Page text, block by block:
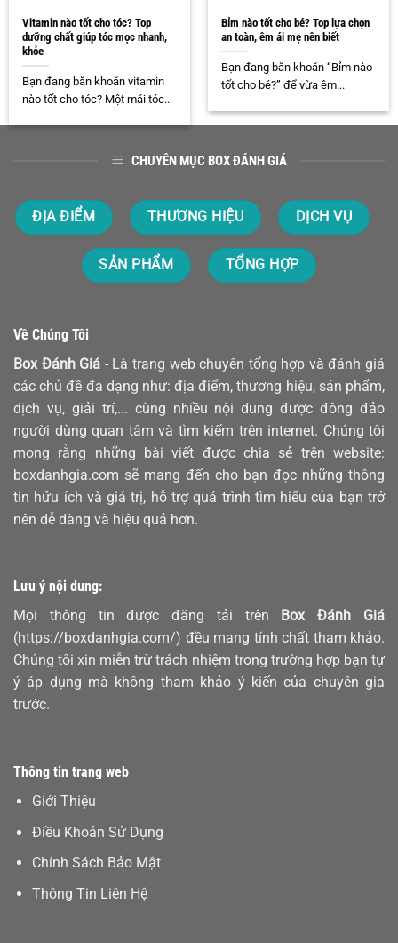
Vitamin nào tốt cho tóc? Top
dưỡng chất giúp tóc mọc nhanh,
khỏe
Bạn đang băn khoăn vitamin
nào tốt cho tóc? Một mái tóc...
Bỉm nào tốt cho bé? Top lựa chọn
an toàn, êm ái mẹ nên biết
Bạn đang băn khoăn “Bỉm nào
tốt cho bé?” để vừa êm...
CHUYÊN MỤC BOX ĐÁNH GIÁ
ĐỊA ĐIỂM THƯƠNG HIỆU DỊCH VỤ
SẢN PHẨM TỔNG HỢP
Về Chúng Tôi
Box Đánh Giá - Là trang web chuyên tổng hợp và đánh giá
các chủ đề đa dạng như: địa điểm, thương hiệu, sản phẩm,
dịch vụ, giải trí,... cùng nhiều nội dung được đông đảo
người dùng quan tâm và tìm kiếm trên internet. Chúng tôi
mong rằng những bài viết được chia sẻ trên website:
boxdanhgia.com sẽ mang đến cho bạn đọc những thông
tin hữu ích và giá trị, hỗ trợ quá trình tìm hiểu của bạn trở
nên dễ dàng và hiệu quả hơn.
Lưu ý nội dung:
Mọi thông tin được đăng tải trên
Box Đánh Giá
(https://boxdanhgia.com/) đều mang tính chất tham khảo.
Chúng tôi xin miễn trừ trách nhiệm trong trường hợp bạn tự
ý áp dụng mà không tham khảo ý kiến của chuyên gia
trước.
Thông tin trang web
Giới Thiệu
Điều Khoản Sử Dụng
Chính Sách Bảo Mật
Thông Tin Liên Hệ